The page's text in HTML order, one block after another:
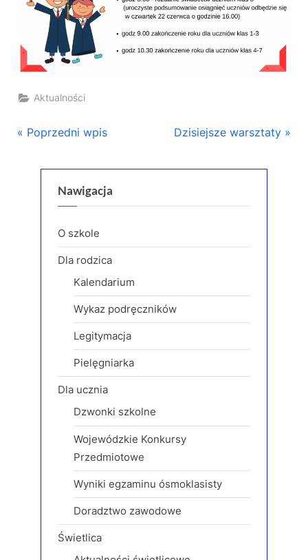
Aktualności
Nawigacja
wpisu
P
Poprzedni wpis
N
x
s
Dzisiejsze warsztaty
Nawigacja
O szkole
Dla rodzica
Kalendarium
Wykaz podręczników
Legitymacja
Pielęgniarka
Dla ucznia
Dzwonki szkolne
Wojewódzkie Konkursy
Przedmiotowe
Wyniki egzaminu ósmoklasisty
Doradztwo zawodowe
Świetlica